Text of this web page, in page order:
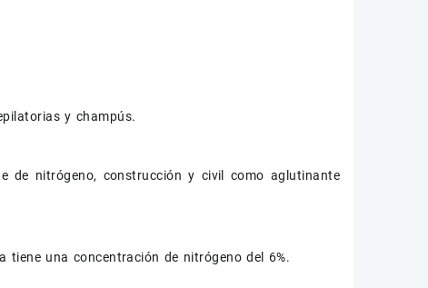
y champús.
de nitrógeno, construcción y civil como aglutinante
una concentración de nitrógeno del 6%.